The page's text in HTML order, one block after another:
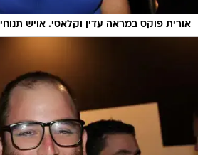
אורית פוקס במראה עדין וקלאסי. אויש תנוחי